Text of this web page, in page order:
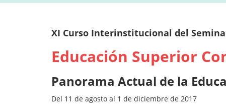
XI Curso Interinstitucional del
Educación Superior
Panorama Actual de la
Del 11 de agosto al 1 de diciembre de 2017